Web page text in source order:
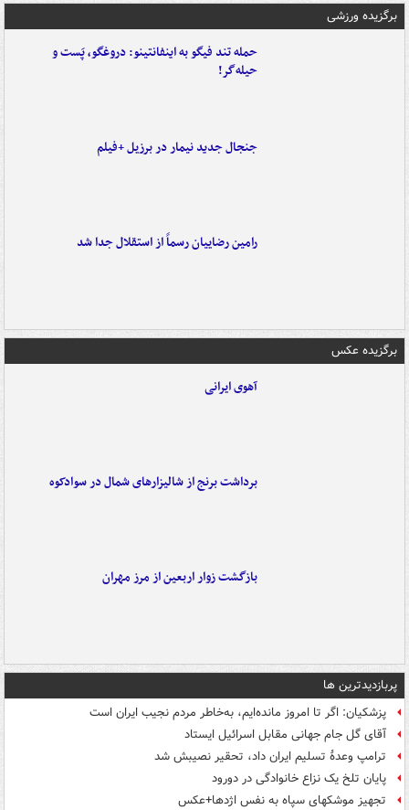
برگزیده ورزشی
حمله تند فیگو به اینفانتینو: دروغگو، پَست‌ و
حیله‌گر!
جنجال جدید نیمار در برزیل +فیلم
رامین رضاییان رسماً از استقلال جدا شد
برگزیده عکس
آهوی ایرانی
برداشت برنج از شالیزارهای شمال در سوادکوه
بازگشت زوار اربعین از مرز مهران
پربازدیدترین ها
پزشکیان: اگر تا امروز مانده‌ایم، به‌خاطر مردم نجیب ایران است
آقای گل جام جهانی مقابل اسرائیل ایستاد
ترامپ وعدۀ تسلیم ایران داد، تحقیر نصیبش شد
پایان تلخ یک نزاع خانوادگی در دورود
تجهیز موشکهای سپاه به نفس اژدها+عکس